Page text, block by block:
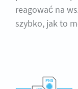
reagować na
szybko, jak to